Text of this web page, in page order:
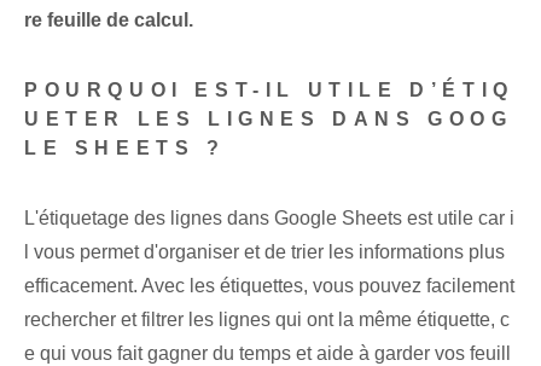
re feuille de calcul.
POURQUOI EST-IL UTILE D’ÉTIQ
UETER LES LIGNES DANS GOOG
LE SHEETS ?
L'étiquetage des lignes dans Google Sheets‌ est ⁣utile car i
l vous permet d'organiser et de trier les informations plus⁤
efficacement.⁤ Avec les étiquettes, vous pouvez facilement
rechercher et filtrer les ‍lignes​ qui ont la même étiquette, c
e qui vous fait gagner du temps et aide à garder vos feuill